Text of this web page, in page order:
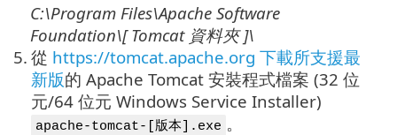
C:\Program Files\Apache Software
Foundation\[ Tomcat資料夾]\
5. 從 https://tomcat.apache.org 下載所支援最
新版的 Apache Tomcat 安裝程式檔案 (32 位
元/64 位元 Windows Service Installer)
apache-tomcat-[版本].exe 。